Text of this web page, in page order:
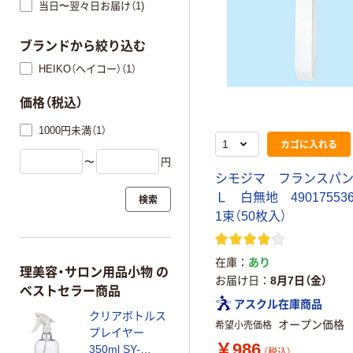
カゴに入れる
シモジマ フランスパ
Ｌ 白無地
1束（50枚入）
在庫
あり
お届け日
8月7日（金）
アスクル在庫商品
希望小売価格 オープン価格
当日〜翌々日お届け（1)
ブランドから絞り込む
HEIKO（ヘイコー）（1）
価格（税込）
1000円未満（1）
〜 円
検索
理美容・サロン用品小物 の
ベストセラー商品
クリアボトルス
プレイヤー
350ml SY-